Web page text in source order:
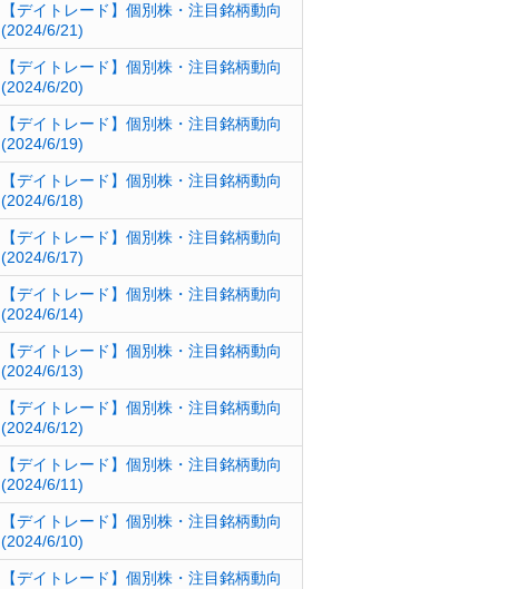
【デイトレード】個別株・注目銘柄動向
(2024/6/21)
【デイトレード】個別株・注目銘柄動向
(2024/6/20)
【デイトレード】個別株・注目銘柄動向
(2024/6/19)
【デイトレード】個別株・注目銘柄動向
(2024/6/18)
【デイトレード】個別株・注目銘柄動向
(2024/6/17)
【デイトレード】個別株・注目銘柄動向
(2024/6/14)
【デイトレード】個別株・注目銘柄動向
(2024/6/13)
【デイトレード】個別株・注目銘柄動向
(2024/6/12)
【デイトレード】個別株・注目銘柄動向
(2024/6/11)
【デイトレード】個別株・注目銘柄動向
(2024/6/10)
【デイトレード】個別株・注目銘柄動向